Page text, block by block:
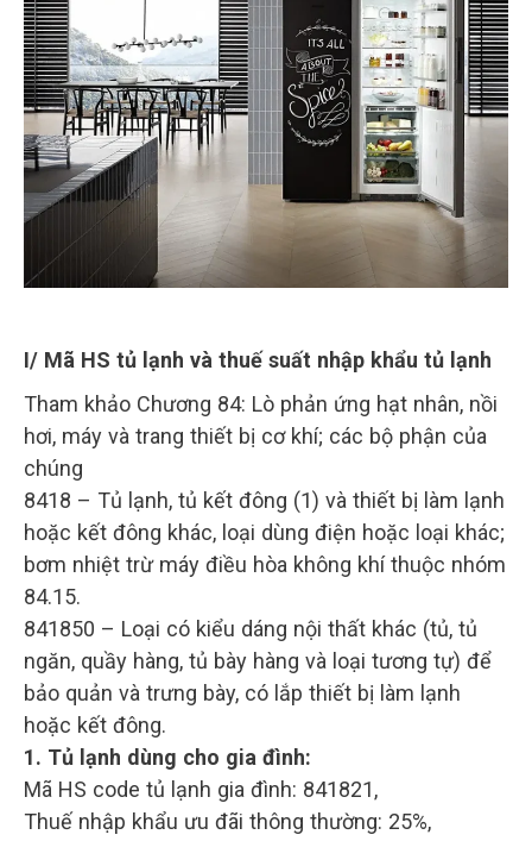
I/ Mã HS tủ lạnh và thuế suất nhập khẩu tủ lạnh
Tham khảo Chương 84: Lò phản ứng hạt nhân, nồi
hơi, máy và trang thiết bị cơ khí; các bộ phận của
chúng
8418 – Tủ lạnh, tủ kết đông (1) và thiết bị làm lạnh
hoặc kết đông khác, loại dùng điện hoặc loại khác;
bơm nhiệt trừ máy điều hòa không khí thuộc nhóm
84.15.
841850 – Loại có kiểu dáng nội thất khác (tủ, tủ
ngăn, quầy hàng, tủ bày hàng và loại tương tự) để
bảo quản và trưng bày, có lắp thiết bị làm lạnh
hoặc kết đông.
1. Tủ lạnh dùng cho gia đình:
Mã HS code tủ lạnh gia đình: 841821,
Thuế nhập khẩu ưu đãi thông thường: 25%,